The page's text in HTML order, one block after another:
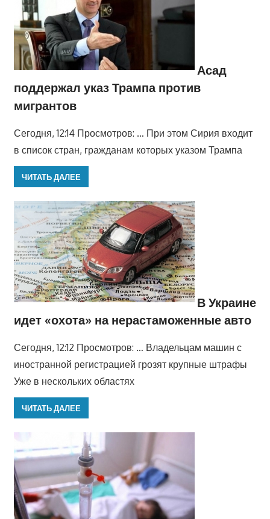
Асад
поддержал указ Трампа против
мигрантов
Сегодня, 12:14 Просмотров: … При этом Сирия входит
в список стран, гражданам которых указом Трампа
ЧИТАТЬ ДАЛЕЕ
В Украине
идет «охота» на нерастаможенные авто
Сегодня, 12:12 Просмотров: … Владельцам машин с
иностранной регистрацией грозят крупные штрафы
Уже в нескольких областях
ЧИТАТЬ ДАЛЕЕ